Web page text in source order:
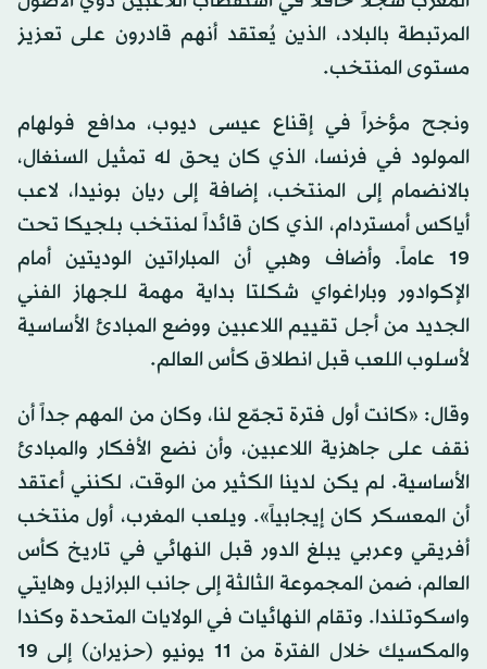
المرتبطة بالبلاد، الذين يُعتقد أنهم قادرون على تعزيز
مستوى المنتخب.
ونجح مؤخراً في إقناع عيسى ديوب، مدافع فولهام
المولود في فرنسا، الذي كان يحق له تمثيل السنغال،
بالانضمام إلى المنتخب، إضافة إلى ريان بونيدا، لاعب
أياكس أمستردام، الذي كان قائداً لمنتخب بلجيكا تحت
19 عاماً. وأضاف وهبي أن المباراتين الوديتين أمام
الإكوادور وباراغواي شكلتا بداية مهمة للجهاز الفني
الجديد من أجل تقييم اللاعبين ووضع المبادئ الأساسية
لأسلوب اللعب قبل انطلاق كأس العالم.
وقال: «كانت أول فترة تجمّع لنا، وكان من المهم جداً أن
نقف على جاهزية اللاعبين، وأن نضع الأفكار والمبادئ
الأساسية. لم يكن لدينا الكثير من الوقت، لكنني أعتقد
أن المعسكر كان إيجابياً». ويلعب المغرب، أول منتخب
أفريقي وعربي يبلغ الدور قبل النهائي في تاريخ كأس
العالم، ضمن المجموعة الثالثة إلى جانب البرازيل وهايتي
واسكوتلندا. وتقام النهائيات في الولايات المتحدة وكندا
والمكسيك خلال الفترة من 11 يونيو (حزيران) إلى 19